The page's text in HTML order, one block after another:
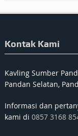
Kontak Kami
Kavling Sumber
Pandan Selatan,
Informasi dan
kami di 0857 3168